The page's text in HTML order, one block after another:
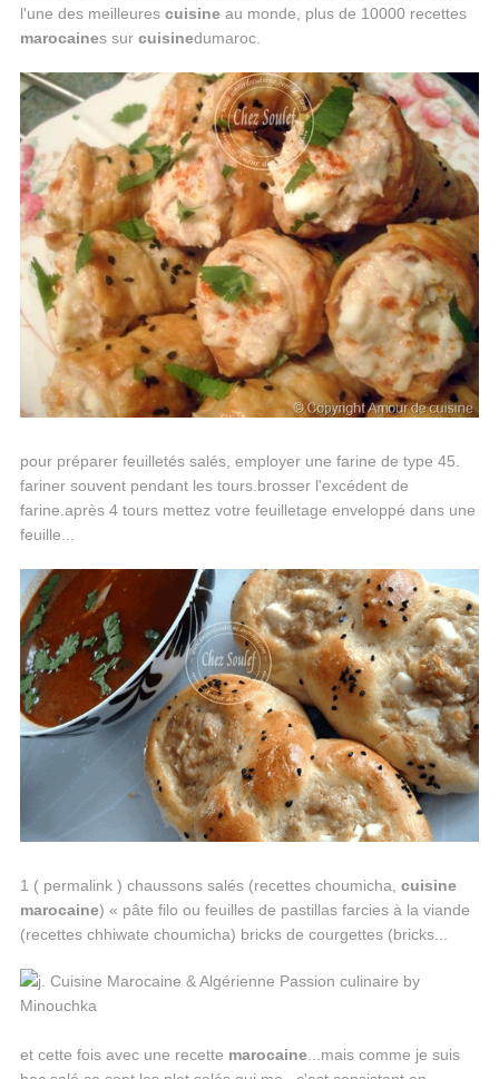
l'une des meilleures cuisineau monde, plus de 10000 recettes
marocaines sur cuisinedumaroc.
pour préparer feuilletés salés, employer une farine de type 45.
fariner souvent pendant les tours.brosser l'excédent de
farine.après 4 tours mettez votre feuilletage enveloppé dans une
feuille...
1 ( permalink ) chaussons salés (recettes choumicha, cuisine
marocaine) « pâte filo ou feuilles de pastillas farcies à la viande
(recettes chhiwate choumicha) bricks de courgettes (bricks...
et cette fois avec une recette marocaine...mais comme je suis